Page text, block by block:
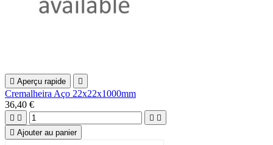
 Aperçu rapide 
Cremalheira Aço 22x22x1000mm
36,40 €
   
 Ajouter au panier